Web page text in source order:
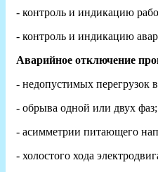
- контроль и индикацию
- контроль и индикацию
Аварийное отключение
- недопустимых перегрузок
- обрыва одной или двух фаз;
- асимметрии питающего
- холостого хода